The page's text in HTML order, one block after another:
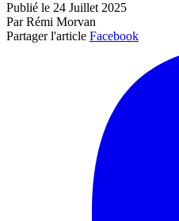
Publié le 24 Juillet 2025
Par Rémi Morvan
Partager l'article Facebook